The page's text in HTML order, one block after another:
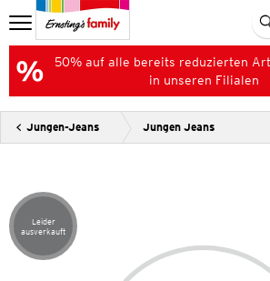
50% auf alle bereits reduzierten
in unseren Filialen
Jungen-Jeans Jungen Jeans
Artikel leider ausverkauft
Leider
ausverkauft